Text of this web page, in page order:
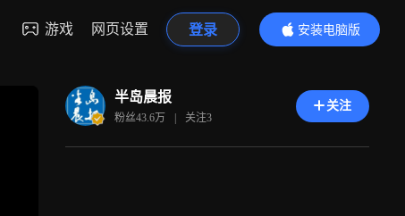
游戏 网页设置 登录
安装电脑版
内容更精彩
半岛晨报
粉丝43.6万 | 关注3
关注